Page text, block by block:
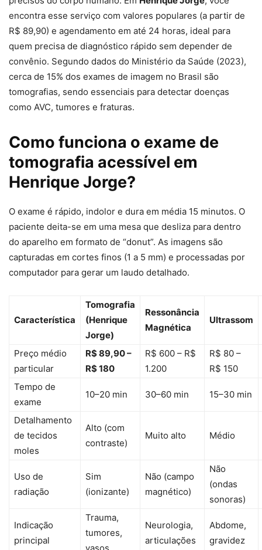
encontra esse serviço com valores populares (a partir de
R$ 89,90) e agendamento em até 24 horas, ideal para
quem precisa de diagnóstico rápido sem depender de
convênio. Segundo dados do Ministério da Saúde (2023),
cerca de 15% dos exames de imagem no Brasil são
tomografias, sendo essenciais para detectar doenças
como AVC, tumores e fraturas.
Como funciona o exame de
tomografia acessível em
Henrique Jorge?
O exame é rápido, indolor e dura em média 15 minutos. O
paciente deita-se em uma mesa que desliza para dentro
do aparelho em formato de “donut”. As imagens são
capturadas em cortes finos (1 a 5 mm) e processadas por
computador para gerar um laudo detalhado.
Característica
Tomografia
(Henrique
Jorge)
Ressonância
Magnética
Ultrassom
Preço médio
particular
R$ 89,90 –
R$ 180
R$ 600 – R$
1.200
R$ 80 –
R$ 150
Tempo de
exame
10–20 min 30–60 min 15–30 min
Detalhamento
de tecidos
moles
Alto (com
contraste)
Muito alto Médio
Uso de
radiação
Sim
(ionizante)
Não (campo
magnético)
Não
(ondas
sonoras)
Indicação
principal
Trauma,
tumores,
Neurologia,
articulações
Abdome,
gravidez